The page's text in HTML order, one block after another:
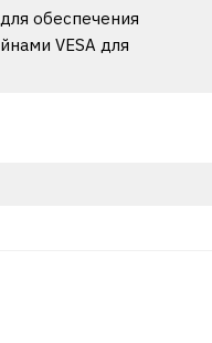
обеспечения
VESA для